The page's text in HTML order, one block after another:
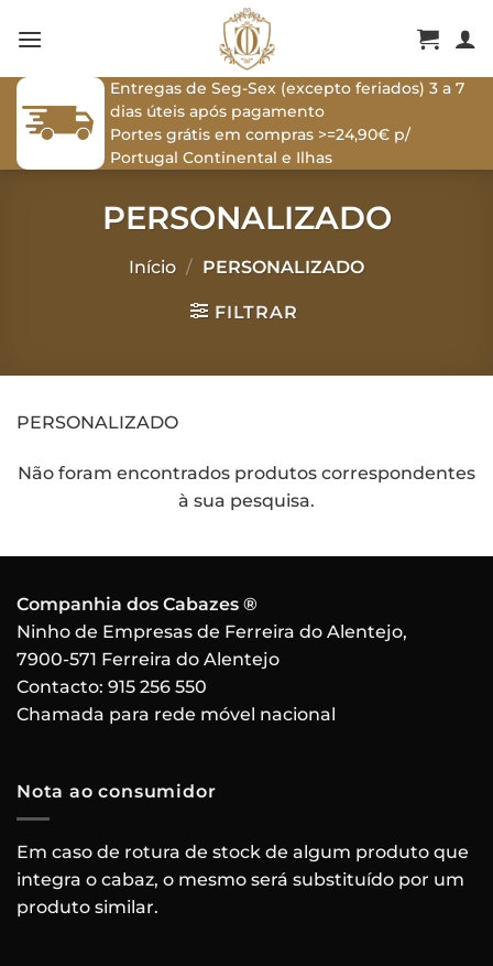
Entregas de Seg-Sex (excepto feriados) 3 a 7
dias úteis após pagamento
Portes grátis em compras >=24,90€ p/
Portugal Continental e Ilhas
PERSONALIZADO
Início / PERSONALIZADO
FILTRAR
PERSONALIZADO
Não foram encontrados produtos correspondentes
à sua pesquisa.
Companhia dos Cabazes ®
Ninho de Empresas de Ferreira do Alentejo,
7900-571 Ferreira do Alentejo
Contacto: 915 256 550
Chamada para rede móvel nacional
Nota ao consumidor
Em caso de rotura de stock de algum produto que
integra o cabaz, o mesmo será substituído por um
produto similar.